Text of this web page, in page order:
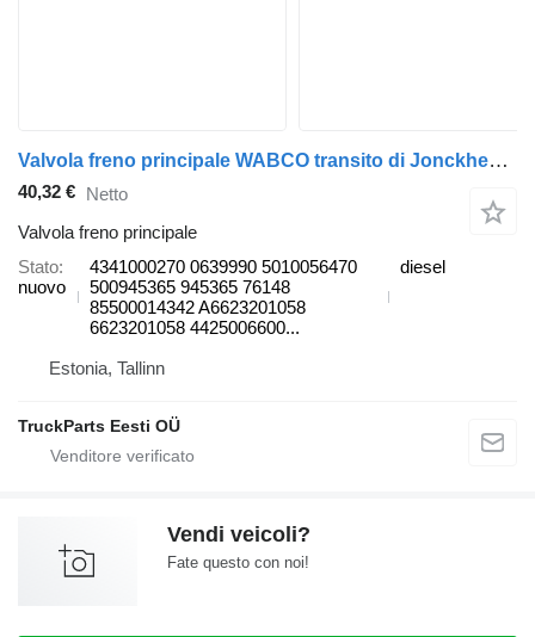
Valvola freno principale WABCO transito di Jonckheere 2000 (01.05-12.13) 4341000270 per autobus VDL Jonckheere Transit 2000 (2005-2013)
40,32 € Netto
Valvola freno principale
Stato
nuovo
4341000270 0639990 5010056470
500945365 945365 76148
85500014342 A6623201058
6623201058 4425006600...
diesel
Estonia, Tallinn
TruckParts Eesti OÜ
Vendi veicoli?
Fate questo con noi!